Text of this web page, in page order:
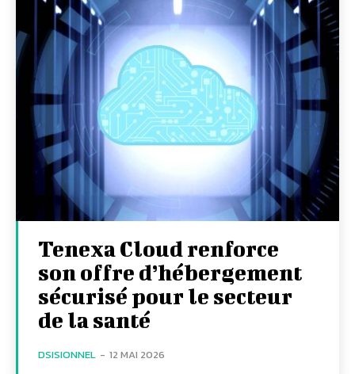
Tenexa Cloud renforce
son offre d’hébergement
sécurisé pour le secteur
de la santé
DSISIONNEL - 12 MAI 2026